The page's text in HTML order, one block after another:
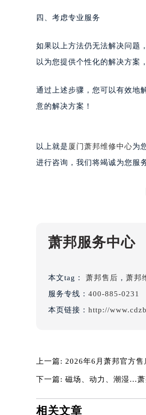
黑龙江省齐齐
黑龙江省绥化
黑龙江省伊春
吉林省白山市
吉林省四平市
吉林省松原市
吉林省延边
辽宁省朝阳市
辽宁省丹东市
辽宁省阜新市
辽宁省葫芦岛
辽宁省营口市
辽宁省沈阳市
四、考虑专业服务
如果以上方法仍无法解决问题
以为您提供个性化的解决方案
通过上述步骤，您可以有效地
意的解决方案！
以上就是厦门萧邦维修中心为
进行咨询，我们将竭诚为您服
萧邦服务中心
本文tag： 萧邦售后 ， 萧邦
服务专线： 400-885-0231
本页链接： http://
上一篇: 2026年6月萧邦官方
下一篇: 磁场、动力、潮湿…
相关文章